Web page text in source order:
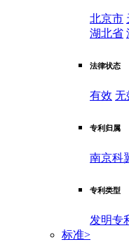
北京市
湖北省
法律状态
有效 无
专利归属
南京科
专利类型
发明专
标准>